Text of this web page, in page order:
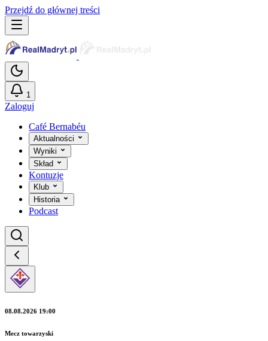
Przejdź do głównej treści
1
Zaloguj
Café Bernabéu
Aktualności
Wyniki
Skład
Kontuzje
Klub
Historia
Podcast
08.08.2026 19:00
Mecz towarzyski